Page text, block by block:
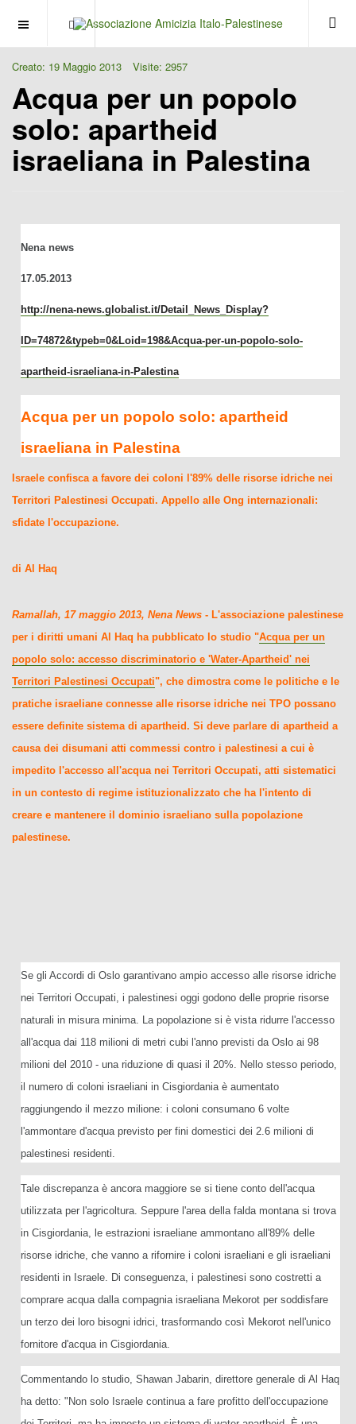
OFF CANVAS
Creato: 19 Maggio 2013 Visite: 2957
Acqua per un popolo
solo: apartheid
israeliana in Palestina
Nena news
17.05.2013
http://nena-news.globalist.it/Detail_News_Display?
ID=74872&typeb=0&Loid=198&Acqua-per-un-popolo-solo-
apartheid-israeliana-in-Palestina
Acqua per un popolo solo: apartheid
israeliana in Palestina
Israele confisca a favore dei coloni l'89% delle risorse idriche nei
Territori Palestinesi Occupati. Appello alle Ong internazionali:
sfidate l'occupazione.
di Al Haq
Ramallah, 17 maggio 2013, Nena News - L'associazione palestinese
per i diritti umani Al Haq ha pubblicato lo studio "Acqua per un
popolo solo: accesso discriminatorio e 'Water-Apartheid' nei
Territori Palestinesi Occupati", che dimostra come le politiche e le
pratiche israeliane connesse alle risorse idriche nei TPO possano
essere definite sistema di apartheid. Si deve parlare di apartheid a
causa dei disumani atti commessi contro i palestinesi a cui è
impedito l'accesso all'acqua nei Territori Occupati, atti sistematici
in un contesto di regime istituzionalizzato che ha l'intento di
creare e mantenere il dominio israeliano sulla popolazione
palestinese.
Se gli Accordi di Oslo garantivano ampio accesso alle risorse idriche
nei Territori Occupati, i palestinesi oggi godono delle proprie risorse
naturali in misura minima. La popolazione si è vista ridurre l'accesso
all'acqua dai 118 milioni di metri cubi l'anno previsti da Oslo ai 98
milioni del 2010 - una riduzione di quasi il 20%. Nello stesso periodo,
il numero di coloni israeliani in Cisgiordania è aumentato
raggiungendo il mezzo milione: i coloni consumano 6 volte
l'ammontare d'acqua previsto per fini domestici dei 2.6 milioni di
palestinesi residenti.
Tale discrepanza è ancora maggiore se si tiene conto dell'acqua
utilizzata per l'agricoltura. Seppure l'area della falda montana si trova
in Cisgiordania, le estrazioni israeliane ammontano all'89% delle
risorse idriche, che vanno a rifornire i coloni israeliani e gli israeliani
residenti in Israele. Di conseguenza, i palestinesi sono costretti a
comprare acqua dalla compagnia israeliana Mekorot per soddisfare
un terzo dei loro bisogni idrici, trasformando così Mekorot nell'unico
fornitore d'acqua in Cisgiordania.
Commentando lo studio, Shawan Jabarin, direttore generale di Al Haq
ha detto: "Non solo Israele continua a fare profitto dell'occupazione